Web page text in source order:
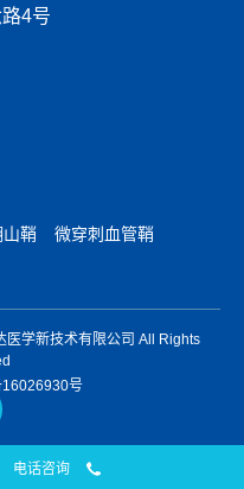
4号
山鞘 微穿刺血管鞘
学新技术有限公司 All Rights
号
电话咨询